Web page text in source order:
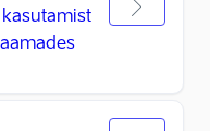
kasutamist